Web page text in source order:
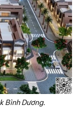
Bình Dương.